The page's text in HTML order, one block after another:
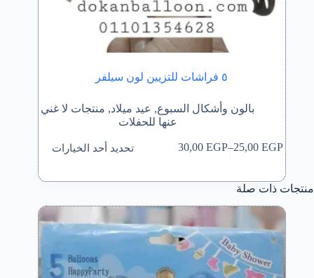
٥ فراشات للتزيين لون سيلفر
بالون وأشكال السبوع, عيد ميلاد, منتجات لا غني
عنها للحفلات
25,00 EGP
–
30,00 EGP
نطاق
من
خلال
تحديد أحد الخيارات
هناك
العديد
من
الأشكال
المختلفة
لهذا
المنتج.
يمكن
اختيار
الخيارات
على
منتجات ذات صلة